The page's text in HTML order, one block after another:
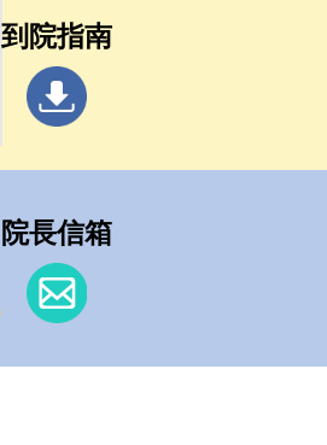
到院指南
院長信箱